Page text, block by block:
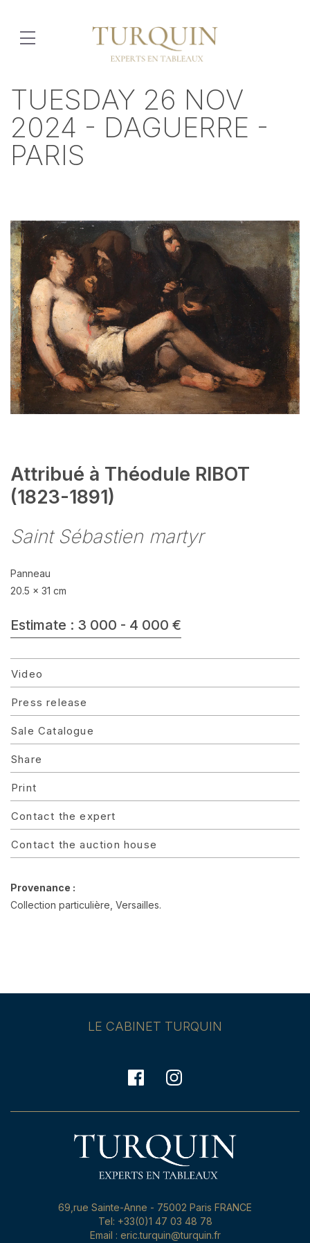
TUESDAY 26 NOV
2024 - DAGUERRE -
PARIS
Attribué à Théodule RIBOT
(1823-1891)
Saint Sébastien martyr
Panneau
20.5 x 31 cm
Estimate : 3 000 - 4 000 €
Video
Press release
Sale Catalogue
Share
Print
Contact the expert
Contact the auction house
Provenance :
Collection particulière, Versailles.
LE CABINET TURQUIN
69,rue Sainte-Anne - 75002 Paris FRANCE
Tel: +33(0)1 47 03 48 78
Email : eric.turquin@turquin.fr